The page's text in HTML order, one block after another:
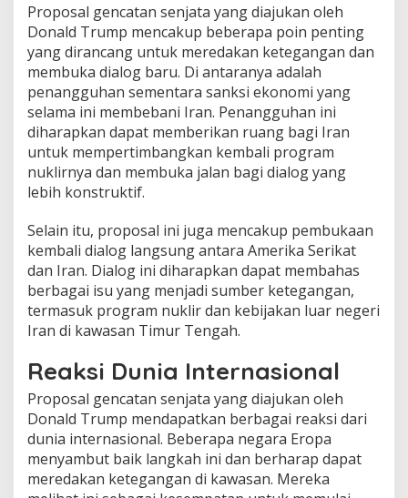
Proposal gencatan senjata yang diajukan oleh
Donald Trump mencakup beberapa poin penting
yang dirancang untuk meredakan ketegangan dan
membuka dialog baru. Di antaranya adalah
penangguhan sementara sanksi ekonomi yang
selama ini membebani Iran. Penangguhan ini
diharapkan dapat memberikan ruang bagi Iran
untuk mempertimbangkan kembali program
nuklirnya dan membuka jalan bagi dialog yang
lebih konstruktif.
Selain itu, proposal ini juga mencakup pembukaan
kembali dialog langsung antara Amerika Serikat
dan Iran. Dialog ini diharapkan dapat membahas
berbagai isu yang menjadi sumber ketegangan,
termasuk program nuklir dan kebijakan luar negeri
Iran di kawasan Timur Tengah.
Reaksi Dunia Internasional
Proposal gencatan senjata yang diajukan oleh
Donald Trump mendapatkan berbagai reaksi dari
dunia internasional. Beberapa negara Eropa
menyambut baik langkah ini dan berharap dapat
meredakan ketegangan di kawasan. Mereka